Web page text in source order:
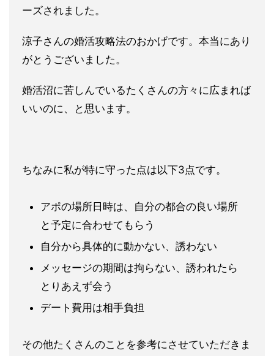
ーズされました。
涼子さんの婚活攻略法のおかげです。本当にあり
がとうございました。
婚活沼に苦しんでいるたくさんの方々に広まれば
いいのに、と思い ます。
ちなみに私が特に守った点は以下3点です。
アポの場所日時は、自分の都合の良い場所
と予定に合わせてもら う
自分から具体的に動かない、誘わない
メッセージの期間は拘らない、誘われたら
とりあえず会う
デート費用は相手負担
その他たくさんのことを参考にさせていただきま